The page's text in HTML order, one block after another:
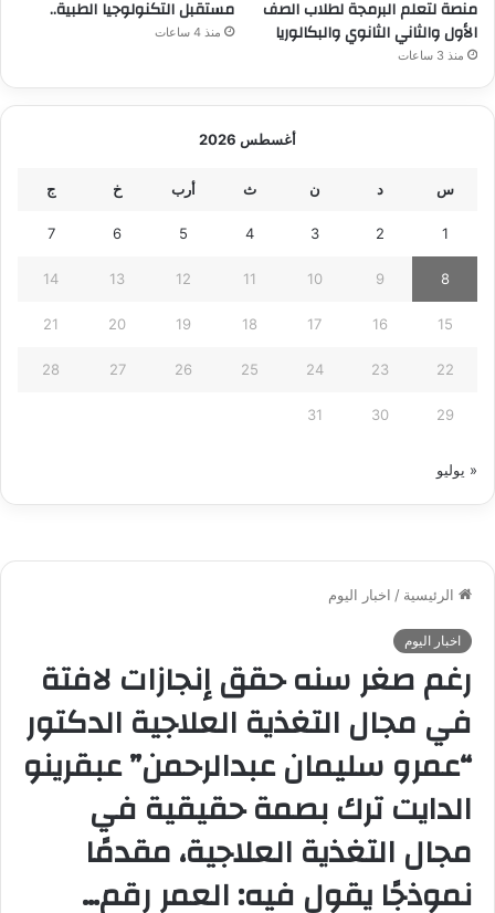
منصة لتعلم البرمجة لطلاب الصف
الأول والثاني الثانوي والبكالوريا
منذ 3 ساعات
مستقبل التكنولوجيا الطبية..
منذ 4 ساعات
أغسطس 2026
س د ن ث أرب خ ج
1
2
3
4
5
6
7
8
9
10
11
12
13
14
15
16
17
18
19
20
21
22
23
24
25
26
27
28
29
30
31
« يوليو